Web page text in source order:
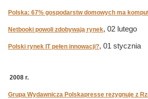
Polska: 67% gospodarstw domowych ma
Netbooki powoli zdobywają rynek, 02 lutego
Polski rynek IT pełen innowacji?, 01 stycznia
2008 r.
Grupa Wydawnicza Polskapresse rezygnuje z